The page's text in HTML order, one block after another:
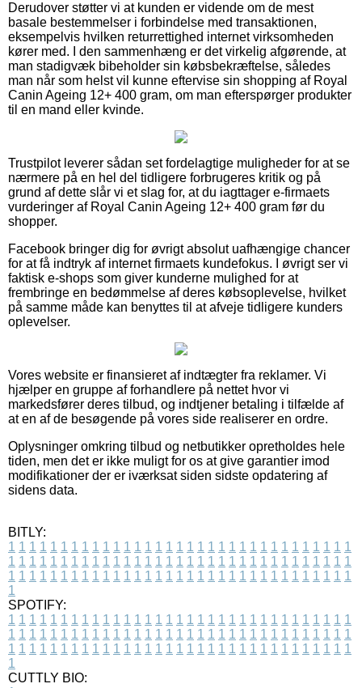
Derudover støtter vi at kunden er vidende om de mest
basale bestemmelser i forbindelse med transaktionen,
eksempelvis hvilken returrettighed internet virksomheden
kører med. I den sammenhæng er det virkelig afgørende, at
man stadigvæk bibeholder sin købsbekræftelse, således
man når som helst vil kunne eftervise sin shopping af Royal
Canin Ageing 12+ 400 gram, om man efterspørger produkter
til en mand eller kvinde.
Trustpilot leverer sådan set fordelagtige muligheder for at se
nærmere på en hel del tidligere forbrugeres kritik og på
grund af dette slår vi et slag for, at du iagttager e-firmaets
vurderinger af Royal Canin Ageing 12+ 400 gram før du
shopper.
Facebook bringer dig for øvrigt absolut uafhængige chancer
for at få indtryk af internet firmaets kundefokus. I øvrigt ser vi
faktisk e-shops som giver kunderne mulighed for at
frembringe en bedømmelse af deres købsoplevelse, hvilket
på samme måde kan benyttes til at afveje tidligere kunders
oplevelser.
Vores website er finansieret af indtægter fra reklamer. Vi
hjælper en gruppe af forhandlere på nettet hvor vi
markedsfører deres tilbud, og indtjener betaling i tilfælde af
at en af de besøgende på vores side realiserer en ordre.
Oplysninger omkring tilbud og netbutikker opretholdes hele
tiden, men det er ikke muligt for os at give garantier imod
modifikationer der er iværksat siden sidste opdatering af
sidens data.
BITLY:
1 1 1 1 1 1 1 1 1 1 1 1 1 1 1 1 1 1 1 1 1 1 1 1 1 1 1 1 1 1 1 1 1
1 1 1 1 1 1 1 1 1 1 1 1 1 1 1 1 1 1 1 1 1 1 1 1 1 1 1 1 1 1 1 1 1
1 1 1 1 1 1 1 1 1 1 1 1 1 1 1 1 1 1 1 1 1 1 1 1 1 1 1 1 1 1 1 1 1
1
SPOTIFY:
1 1 1 1 1 1 1 1 1 1 1 1 1 1 1 1 1 1 1 1 1 1 1 1 1 1 1 1 1 1 1 1 1
1 1 1 1 1 1 1 1 1 1 1 1 1 1 1 1 1 1 1 1 1 1 1 1 1 1 1 1 1 1 1 1 1
1 1 1 1 1 1 1 1 1 1 1 1 1 1 1 1 1 1 1 1 1 1 1 1 1 1 1 1 1 1 1 1 1
1
CUTTLY BIO: